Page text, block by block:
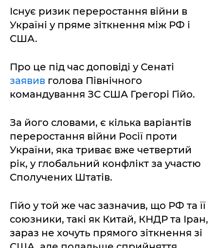
Існує ризик переростання війни в
Україні у пряме зіткнення між РФ і
США.
Про це під час доповіді у Сенаті
заявив голова Північного
командування ЗС США Грегорі Гійо.
За його словами, є кілька варіантів
переростання війни Росії проти
України, яка триває вже четвертий
рік, у глобальний конфлікт за участю
Сполучених Штатів.
Гійо у той же час зазначив, що РФ та її
союзники, такі як Китай, КНДР та Іран,
зараз не хочуть прямого зіткнення зі